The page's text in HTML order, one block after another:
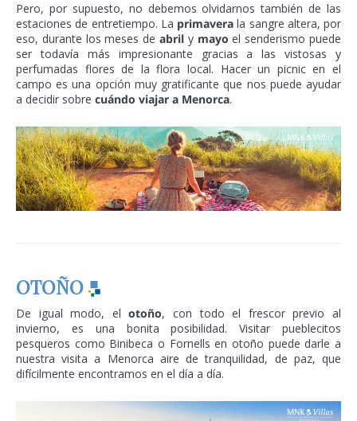
Pero, por supuesto, no debemos olvidarnos también de las
estaciones de entretiempo. La primavera la sangre altera, por
eso, durante los meses de abril y mayo el senderismo puede
ser todavía más impresionante gracias a las vistosas y
perfumadas flores de la flora local. Hacer un picnic en el
campo es una opción muy gratificante que nos puede ayudar
a decidir sobre cuándo viajar a Menorca.
OTOÑO
De igual modo, elotoño, con todo el frescor previo al
invierno, es una bonita posibilidad. Visitar pueblecitos
pesqueros como Binibeca o Fornells en otoño puede darle a
nuestra visita a Menorca aire de tranquilidad, de paz, que
difícilmente encontramos en el día a día.